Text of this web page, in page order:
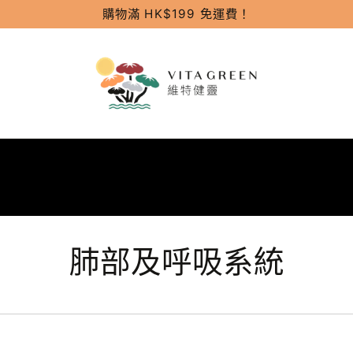
購物滿 HK$199 免運費！
肺部及呼吸系統